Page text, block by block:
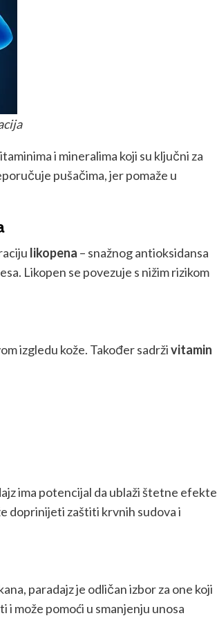
i mineralima koji su ključni za
pušačima, jer pomaže u
likopena – snažnog antioksidansa
Likopen se povezuje s nižim rizikom
izgledu kože. Također sadrživitamin
ima potencijal da ublaži štetne efekte
doprinijeti zaštiti krvnih sudova i
paradajz je odličan izbor za one koji
i može pomoći u smanjenju unosa